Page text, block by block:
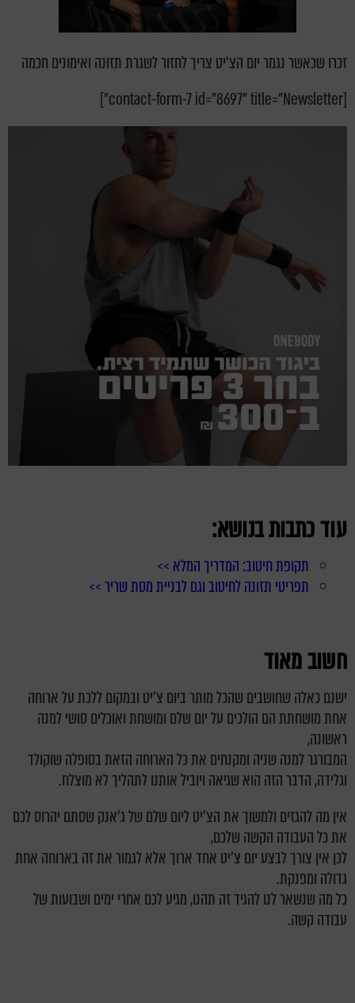
זכרו שכאשר נגמר יום הצ'יט צריך לחזור לשגרת תזונה ואימונים חכמה
[contact-form-7 id="8697" title="Newsletter"]
עוד כתבות בנושא:
תקופת חיטוב: המדריך המלא >>
תפריטי תזונה לחיטוב וגם לבניית מסת שריר >>
חשוב מאוד
ישנם כאלה שחושבים שהכל מותר ביום צ'יט ובמקום ללכת על ארוחה
אחת מושחתת הם הולכים על יום שלם ומושחת ואוכלים סושי למנה
ראשונה,
המבורגר למנה שניה ומקנחים את כל הארוחה הזאת בסופלה שוקולד
וגלידה, הדבר הזה הוא שגיאה ויוביל אותנו לתהליך לא מוצלח.
אין מה להגזים ולמשוך את הצ'יט ליום שלם של ג'אנק שסתם יהרוס לכם
את כל העבודה הקשה שלכם,
לכן אין צורך לבצע יום צ'יט אחד ארוך אלא לגמור את זה בארוחה אחת
גדולה ומפנקת.
כל מה שנשאר לנו להגיד זה תהנו, מגיע לכם אחרי ימים ושבועות של
עבודה קשה.